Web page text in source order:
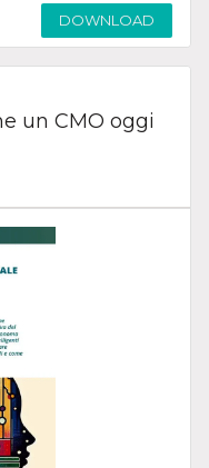
DOWNLOAD
un CMO oggi